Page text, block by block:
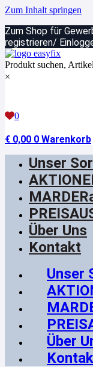
Zum Inhalt springen
Zum Shop für
registrieren/
Produkt suchen,
×
0
€ 0,00 0 Warenkorb
Unser
Über Uns
Kontakt
Unser
Über